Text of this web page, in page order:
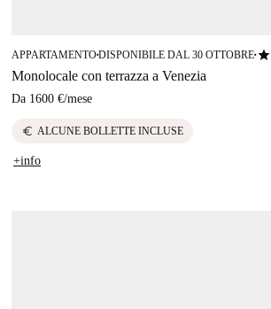
APPARTAMENTO■DISPONIBILE DAL 30 OTTOBRE■star
Monolocale con terrazza a Venezia
Da 1600 €/mese
euro ALCUNE BOLLETTE INCLUSE
+info